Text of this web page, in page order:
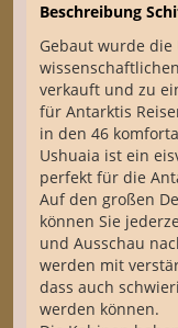
Beschreibung
Gebaut wurde die
verkauft und zu
für Antarktis
in den 46
Ushuaia ist ein
perfekt für die
Auf den großen
können Sie
und Ausschau
werden mit
dass auch
werden können.